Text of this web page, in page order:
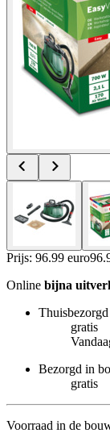
Prijs: 96.99 euro96.
Online bijna
Thuisbezorgd
gratis
Bezorgd in
gratis
Voorraad in de